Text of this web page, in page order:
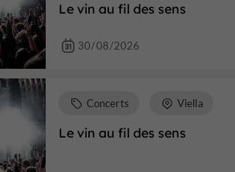
Le vin au fil des sens
30/08/2026
Le vin au fil des sens
Concerts Viella